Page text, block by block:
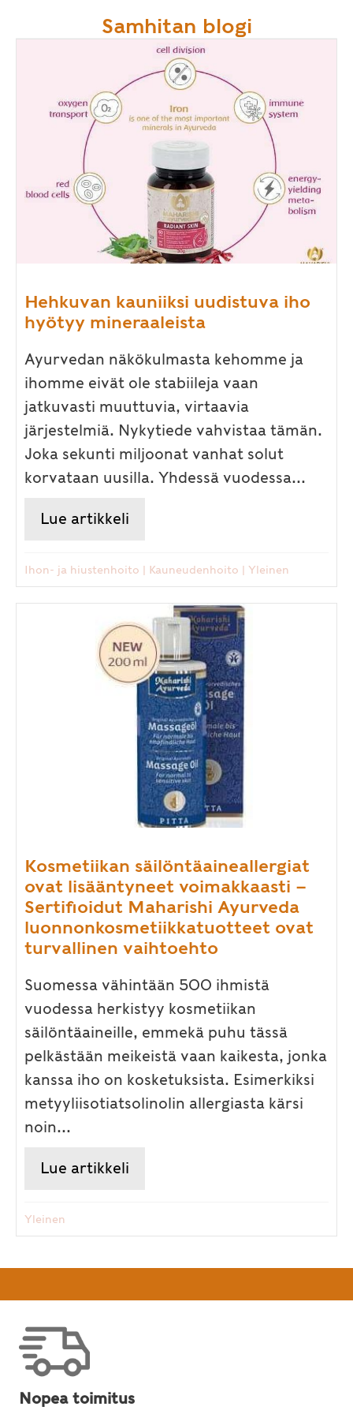
Samhitan blogi
Hehkuvan kauniiksi uudistuva iho
hyötyy mineraaleista
Ayurvedan näkökulmasta kehomme ja
ihomme eivät ole stabiileja vaan
jatkuvasti muuttuvia, virtaavia
järjestelmiä. Nykytiede vahvistaa tämän.
Joka sekunti miljoonat vanhat solut
korvataan uusilla. Yhdessä vuodessa...
Lue artikkeli
Ihon- ja hiustenhoito | Kauneudenhoito | Yleinen
Kosmetiikan säilöntäaineallergiat
ovat lisääntyneet voimakkaasti –
Sertifioidut Maharishi Ayurveda
luonnonkosmetiikkatuotteet ovat
turvallinen vaihtoehto
Suomessa vähintään 500 ihmistä
vuodessa herkistyy kosmetiikan
säilöntäaineille, emmekä puhu tässä
pelkästään meikeistä vaan kaikesta, jonka
kanssa iho on kosketuksista. Esimerkiksi
metyyliisotiatsolinolin allergiasta kärsi
noin...
Lue artikkeli
Yleinen
Nopea toimitus